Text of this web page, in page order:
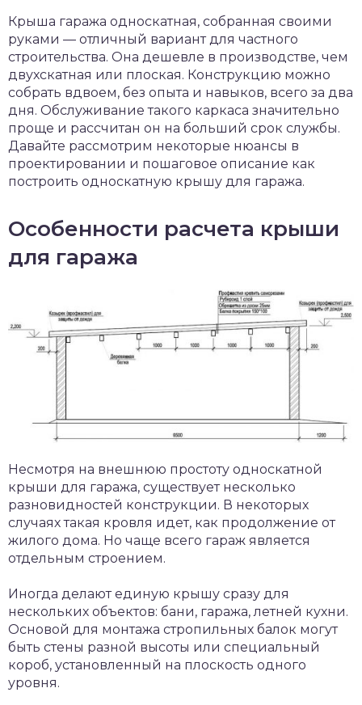
Крыша гаража односкатная, собранная своими
руками — отличный вариант для частного
строительства. Она дешевле в производстве, чем
двухскатная или плоская. Конструкцию можно
собрать вдвоем, без опыта и навыков, всего за два
дня. Обслуживание такого каркаса значительно
проще и рассчитан он на больший срок службы.
Давайте рассмотрим некоторые нюансы в
проектировании и пошаговое описание как
построить односкатную крышу для гаража.
Особенности расчета крыши
для гаража
Несмотря на внешнюю простоту односкатной
крыши для гаража, существует несколько
разновидностей конструкции. В некоторых
случаях такая кровля идет, как продолжение от
жилого дома. Но чаще всего гараж является
отдельным строением.
Иногда делают единую крышу сразу для
нескольких объектов: бани, гаража, летней кухни.
Основой для монтажа стропильных балок могут
быть стены разной высоты или специальный
короб, установленный на плоскость одного
уровня.
и уход